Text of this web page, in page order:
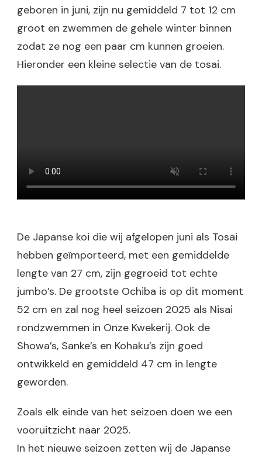
geboren in juni, zijn nu gemiddeld 7 tot 12 cm
groot en zwemmen de gehele winter binnen
zodat ze nog een paar cm kunnen groeien.
Hieronder een kleine selectie van de tosai.
De Japanse koi die wij afgelopen juni als Tosai
hebben geïmporteerd, met een gemiddelde
lengte van 27 cm, zijn gegroeid tot echte
jumbo’s. De grootste Ochiba is op dit moment
52 cm en zal nog heel seizoen 2025 als Nisai
rondzwemmen in Onze Kwekerij. Ook de
Showa’s, Sanke’s en Kohaku’s zijn goed
ontwikkeld en gemiddeld 47 cm in lengte
geworden.
Zoals elk einde van het seizoen doen we een
vooruitzicht naar 2025.
In het nieuwe seizoen zetten wij de Japanse